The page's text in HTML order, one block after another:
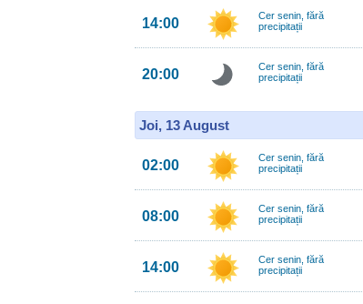
14:00
Cer senin, fără
precipitații
20:00
Cer senin, fără
precipitații
Joi, 13 August
02:00
Cer senin, fără
precipitații
08:00
Cer senin, fără
precipitații
14:00
Cer senin, fără
precipitații